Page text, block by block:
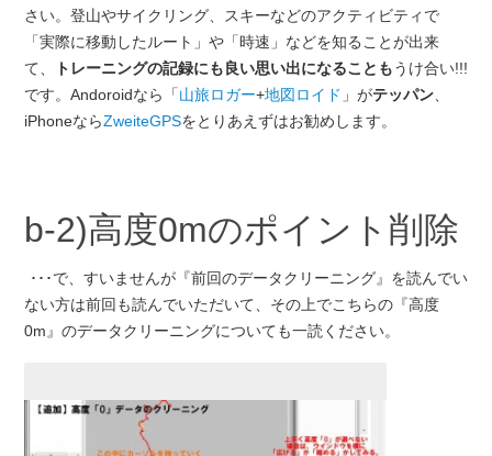
さい。登山やサイクリング、スキーなどのアクティビティで
「実際に移動したルート」や「時速」などを知ることが出来
て、
トレーニングの記録にも良い思い出になることもうけ合い!!!
です。Andoroidなら「山旅ロガー+地図ロイド 」がテッパン、
iPhoneならZweiteGPSをとりあえずはお勧めします。
b-2)高度0mのポイント削除
･･･で、すいませんが『前回のデータクリーニング』を読んでい
ない方は前回も読んでいただいて、その上でこちらの『高度
0m』のデータクリーニングについても一読ください。